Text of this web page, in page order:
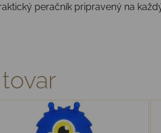
peračník pripravený na